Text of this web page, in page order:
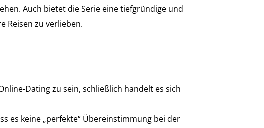
Auch bietet die Serie eine tiefgründige und
Reisen zu verlieben.
Dating zu sein, schließlich handelt es sich
es keine „perfekte“ Übereinstimmung bei der